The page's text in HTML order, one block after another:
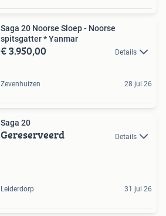
Saga 20 Noorse Sloep - Noorse
spitsgatter * Yanmar
€ 3.950,00 Details
Zevenhuizen 28 jul 26
Saga 20
Gereserveerd Details
Leiderdorp 31 jul 26